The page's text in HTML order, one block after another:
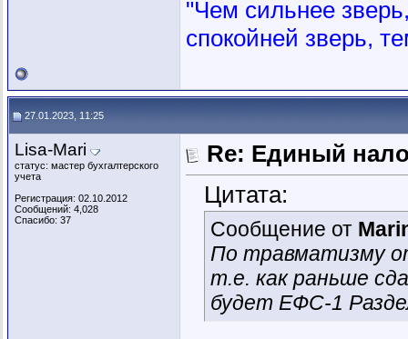
"Чем сильнее
спокойней зверь,
27.01.2023, 11:25
Lisa-Mari
статус: мастер бухгалтерского
учета
Регистрация: 02.10.2012
Сообщений: 4,028
Спасибо: 37
Re: Единый
Цитата:
Сообщение от
По травматизму
т.е. как раньше
будет ЕФС-1